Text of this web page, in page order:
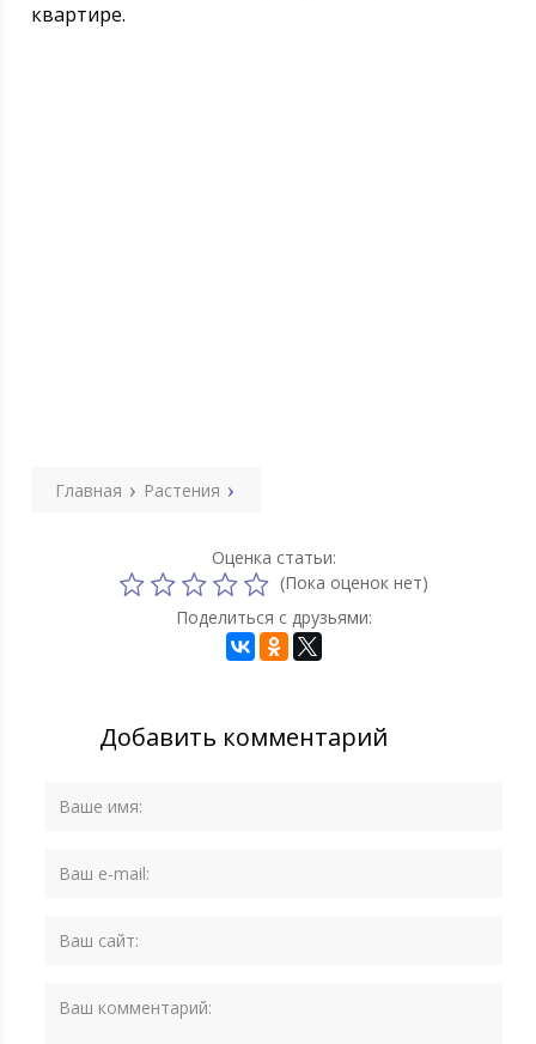
квартире.
Главная Растения
Оценка статьи:
(Пока оценок нет)
Поделиться с друзьями:
Добавить комментарий